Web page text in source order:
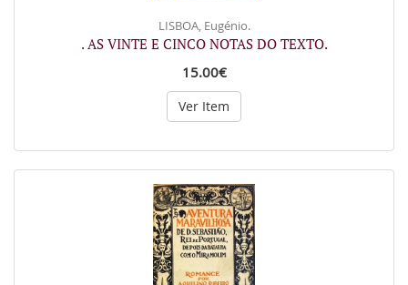
LISBOA, Eugénio.
. AS VINTE E CINCO NOTAS DO TEXTO.
15.00€
Ver Item